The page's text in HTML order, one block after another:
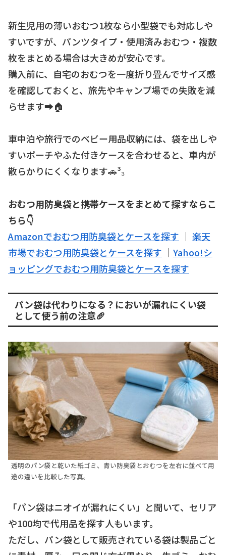
新生児用の薄いおむつ1枚なら小型袋でも対応しや
すいですが、パンツタイプ・使用済みおむつ・複数
枚をまとめる場合は大きめが安心です。
購入前に、自宅のおむつを一度折り畳んでサイズ感
を確認しておくと、旅先やキャンプ場での失敗を減
らせます➡️🏠
車中泊や旅行でのベビー用品収納には、袋を出しや
すいポーチやふた付きケースを合わせると、車内が
散らかりにくくなります🚗³₃
おむつ用防臭袋と携帯ケースをまとめて探すならこ
ちら👇
Amazonでおむつ用防臭袋とケースを探す ｜ 楽天
市場でおむつ用防臭袋とケースを探す ｜ Yahoo!シ
ョッピングでおむつ用防臭袋とケースを探す
パン袋は代わりになる？においが漏れにくい袋
として使う前の注意🥖
透明のパン袋と乾いた紙ゴミ、青い防臭袋とおむつを左右に並べて用
途の違いを比較した写真。
「パン袋はニオイが漏れにくい」と聞いて、セリア
や100均で代用品を探す人もいます。
ただし、パン袋として販売されている袋は製品ごと